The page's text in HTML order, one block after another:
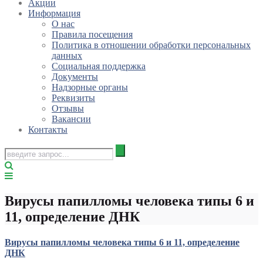
Акции
Информация
О нас
Правила посещения
Политика в отношении обработки персональных
данных
Социальная поддержка
Документы
Надзорные органы
Реквизиты
Отзывы
Вакансии
Контакты
Вирусы папилломы человека типы 6 и
11, определение ДНК
Вирусы папилломы человека типы 6 и 11, определение
ДНК